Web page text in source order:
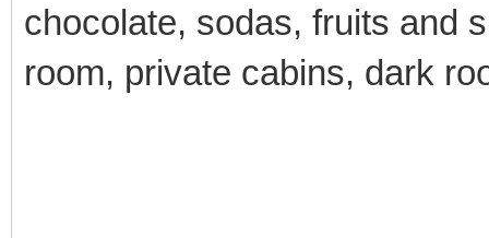
chocolate, sodas, fruits and
room, private cabins, dark